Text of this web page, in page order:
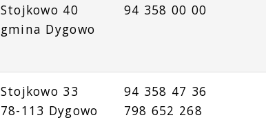
Stojkowo 40
gmina Dygowo
94 358 00 00
Stojkowo 33
78-113 Dygowo
94 358 47 36
798 652 268